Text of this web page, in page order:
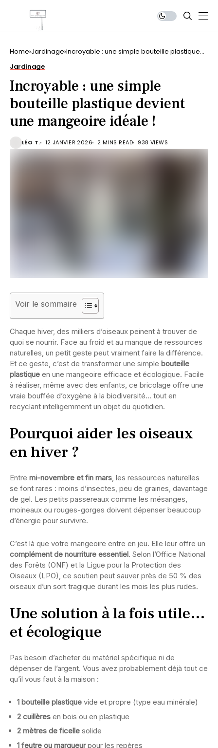
Home Jardinage Incroyable : une simple bouteille plastique
Jardinage
Incroyable : une simple
bouteille plastique devient
une mangeoire idéale !
LÉO T. 12 JANVIER 2026 2 MINS READ 938 VIEWS
Voir le sommaire
Chaque hiver, des milliers d’oiseaux peinent à trouver de
quoi se nourrir. Face au froid et au manque de ressources
naturelles, un petit geste peut vraiment faire la différence.
Et ce geste, c’est de transformer une simple bouteille
plastique en une mangeoire efficace et écologique. Facile
à réaliser, même avec des enfants, ce bricolage offre une
vraie bouffée d’oxygène à la biodiversité… tout en
recyclant intelligemment un objet du quotidien.
Pourquoi aider les oiseaux
en hiver ?
Entre mi-novembre et fin mars, les ressources naturelles
se font rares : moins d’insectes, peu de graines, davantage
de gel. Les petits passereaux comme les mésanges,
moineaux ou rouges-gorges doivent dépenser beaucoup
d’énergie pour survivre.
C’est là que votre mangeoire entre en jeu. Elle leur offre un
complément de nourriture essentiel. Selon l’Office National
des Forêts (ONF) et la Ligue pour la Protection des
Oiseaux (LPO), ce soutien peut sauver près de 50 % des
oiseaux d’un sort tragique durant les mois les plus rudes.
Une solution à la fois utile…
et écologique
Pas besoin d’acheter du matériel spécifique ni de
dépenser de l’argent. Vous avez probablement déjà tout ce
qu’il vous faut à la maison :
1 bouteille plastique vide et propre (type eau minérale)
2 cuillères en bois ou en plastique
2 mètres de ficelle solide
1 feutre ou marqueurpour les repères